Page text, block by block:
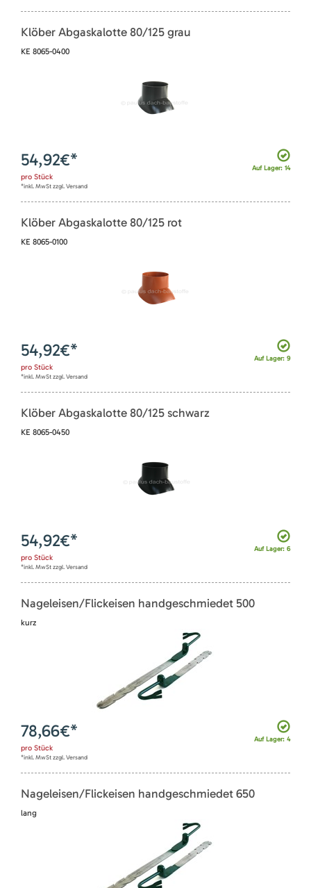
Klöber Abgaskalotte 80/125 grau
KE 8065-0400
Auf Lager: 14
54,92€*
pro Stück
*inkl. MwSt zzgl. Versand
Klöber Abgaskalotte 80/125 rot
KE 8065-0100
Auf Lager: 9
54,92€*
pro Stück
*inkl. MwSt zzgl. Versand
Klöber Abgaskalotte 80/125 schwarz
KE 8065-0450
Auf Lager: 6
54,92€*
pro Stück
*inkl. MwSt zzgl. Versand
Nageleisen/Flickeisen handgeschmiedet 500
kurz
Auf Lager: 4
78,66€*
pro Stück
*inkl. MwSt zzgl. Versand
Nageleisen/Flickeisen handgeschmiedet 650
lang